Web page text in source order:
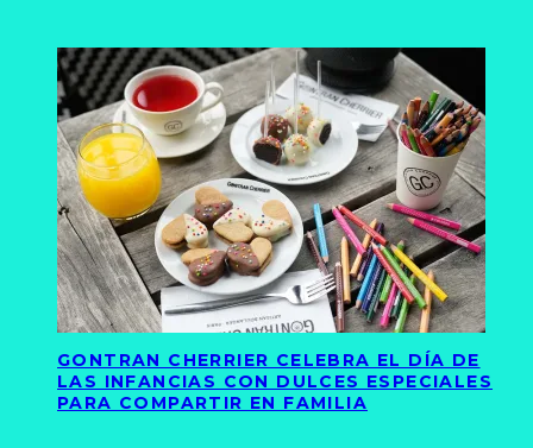
GONTRAN CHERRIER CELEBRA EL DÍA DE
LAS INFANCIAS CON DULCES ESPECIALES
PARA COMPARTIR EN FAMILIA